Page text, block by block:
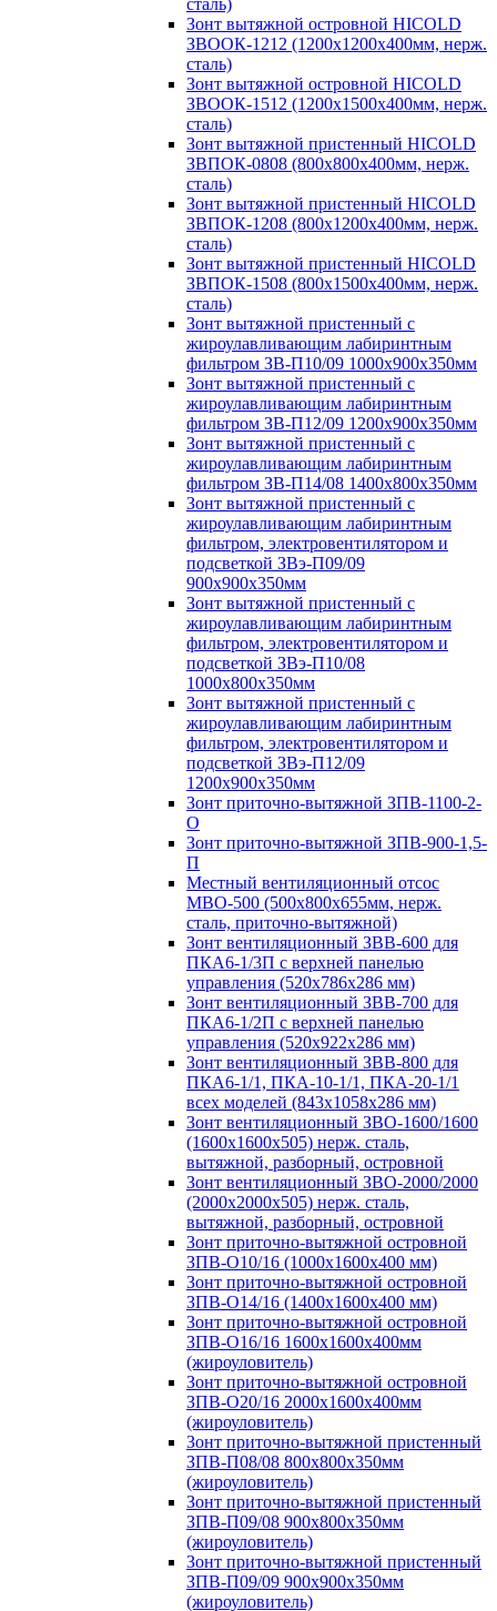
сталь)
Зонт вытяжной островной HICOLD
ЗВООК-1212 (1200x1200x400мм, нерж.
сталь)
Зонт вытяжной островной HICOLD
ЗВООК-1512 (1200х1500х400мм, нерж.
сталь)
Зонт вытяжной пристенный HICOLD
ЗВПОК-0808 (800х800х400мм, нерж.
сталь)
Зонт вытяжной пристенный HICOLD
ЗВПОК-1208 (800х1200х400мм, нерж.
сталь)
Зонт вытяжной пристенный HICOLD
ЗВПОК-1508 (800х1500х400мм, нерж.
сталь)
Зонт вытяжной пристенный с
жироулавливающим лабиринтным
фильтром ЗВ-П10/09 1000х900х350мм
Зонт вытяжной пристенный с
жироулавливающим лабиринтным
фильтром ЗВ-П12/09 1200х900х350мм
Зонт вытяжной пристенный с
жироулавливающим лабиринтным
фильтром ЗВ-П14/08 1400х800х350мм
Зонт вытяжной пристенный с
жироулавливающим лабиринтным
фильтром, электровентилятором и
подсветкой ЗВэ-П09/09
900х900х350мм
Зонт вытяжной пристенный с
жироулавливающим лабиринтным
фильтром, электровентилятором и
подсветкой ЗВэ-П10/08
1000х800х350мм
Зонт вытяжной пристенный с
жироулавливающим лабиринтным
фильтром, электровентилятором и
подсветкой ЗВэ-П12/09
1200х900х350мм
Зонт приточно-вытяжной ЗПВ-1100-2-
О
Зонт приточно-вытяжной ЗПВ-900-1,5-
П
Местный вентиляционный отсос
МВО-500 (500х800х655мм, нерж.
сталь, приточно-вытяжной)
Зонт вентиляционный ЗВВ-600 для
ПКА6-1/3П с верхней панелью
управления (520х786х286 мм)
Зонт вентиляционный ЗВВ-700 для
ПКА6-1/2П с верхней панелью
управления (520х922х286 мм)
Зонт вентиляционный ЗВВ-800 для
ПКА6-1/1, ПКА-10-1/1, ПКА-20-1/1
всех моделей (843х1058х286 мм)
Зонт вентиляционный ЗВО-1600/1600
(1600х1600х505) нерж. сталь,
вытяжной, разборный, островной
Зонт вентиляционный ЗВО-2000/2000
(2000х2000х505) нерж. сталь,
вытяжной, разборный, островной
Зонт приточно-вытяжной островной
ЗПВ-О10/16 (1000х1600х400 мм)
Зонт приточно-вытяжной островной
ЗПВ-О14/16 (1400х1600х400 мм)
Зонт приточно-вытяжной островной
ЗПВ-О16/16 1600х1600х400мм
(жироуловитель)
Зонт приточно-вытяжной островной
ЗПВ-О20/16 2000х1600х400мм
(жироуловитель)
Зонт приточно-вытяжной пристенный
ЗПВ-П08/08 800х800х350мм
(жироуловитель)
Зонт приточно-вытяжной пристенный
ЗПВ-П09/08 900х800х350мм
(жироуловитель)
Зонт приточно-вытяжной пристенный
ЗПВ-П09/09 900х900х350мм
(жироуловитель)